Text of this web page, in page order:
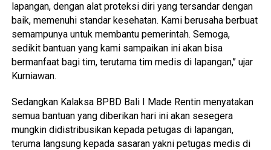
lapangan, dengan alat proteksi diri yang tersandar dengan
baik, memenuhi standar kesehatan. Kami berusaha berbuat
semampunya untuk membantu pemerintah. Semoga,
sedikit bantuan yang kami sampaikan ini akan bisa
bermanfaat bagi tim, terutama tim medis di lapangan,’’ ujar
Kurniawan.
Sedangkan Kalaksa BPBD Bali I Made Rentin menyatakan
semua bantuan yang diberikan hari ini akan sesegera
mungkin didistribusikan kepada petugas di lapangan,
teruma langsung kepada sasaran yakni petugas medis di